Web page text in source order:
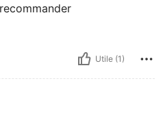
Utile (1)